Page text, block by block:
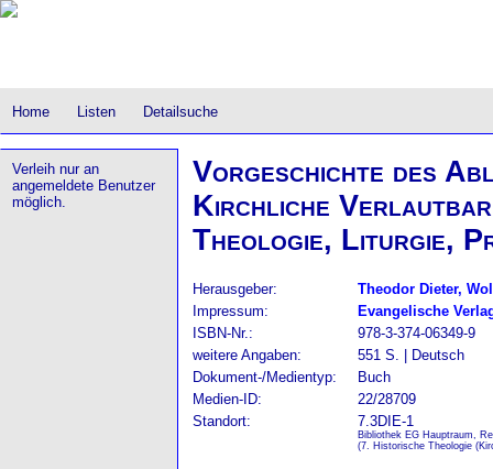
Home Listen Detailsuche
Verleih nur an
angemeldete Benutzer
möglich.
Vorgeschichte des
Kirchliche
Theologie, Liturgie,
Herausgeber:
Theodor Dieter,
Impressum:
Evangelische
ISBN-Nr.:
978-3-374-06349-9
weitere Angaben:
551 S. | Deutsch
Dokument-/Medientyp:
Buch
Medien-ID:
22/28709
Standort:
7.3DIE-1
Bibliothek EG Hauptraum,
(7. Historische Theologie